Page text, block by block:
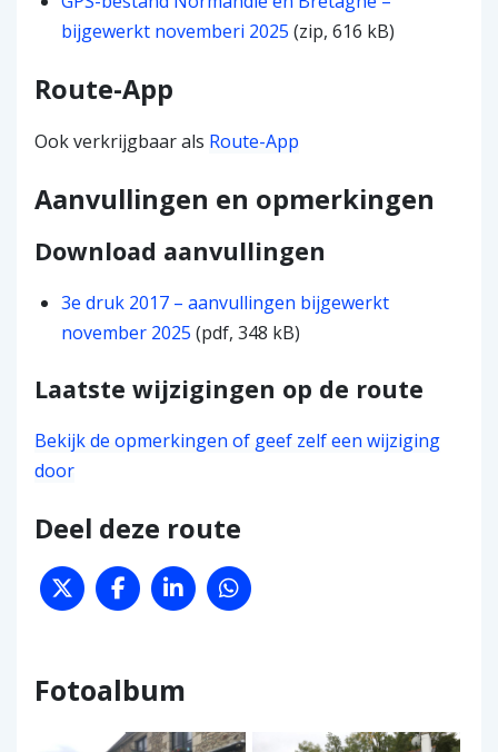
bijgewerkt novemberi 2025 (zip, 616 kB)
Route-App
Ook verkrijgbaar als Route-App
Aanvullingen en opmerkingen
Download aanvullingen
3e druk 2017 – aanvullingen bijgewerkt
november 2025 (pdf, 348 kB)
Laatste wijzigingen op de route
Bekijk de opmerkingen of geef zelf een wijziging
door
Deel deze route
Fotoalbum